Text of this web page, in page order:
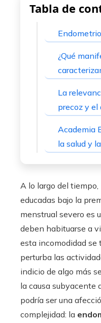
Tabla de
¿Qué
La
precoz y
Academia
la salud y
A lo largo del tiempo,
educadas bajo la
menstrual severo es
deben habituarse a
esta incomodidad se
perturba las
indicio de algo más
la causa subyacente
podría ser una
complejidad: la